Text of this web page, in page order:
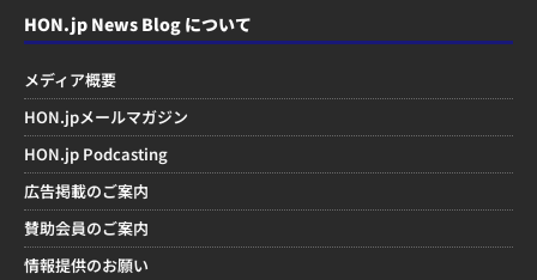
HON.jp News Blog について
メディア概要
HON.jpメールマガジン
HON.jp Podcasting
広告掲載のご案内
賛助会員のご案内
情報提供のお願い